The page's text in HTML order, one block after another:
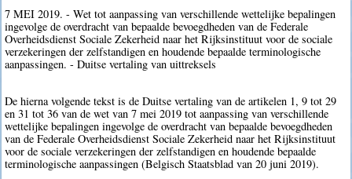
7 MEI 2019. - Wet tot aanpassing van verschillende wettelijke bepalingen
ingevolge de overdracht van bepaalde bevoegdheden van de Federale
Overheidsdienst Sociale Zekerheid naar het Rijksinstituut voor de sociale
verzekeringen der zelfstandigen en houdende bepaalde terminologische
aanpassingen. - Duitse vertaling van uittreksels
De hierna volgende tekst is de Duitse vertaling van de artikelen 1, 9 tot 29
en 31 tot 36 van de wet van 7 mei 2019 tot aanpassing van verschillende
wettelijke bepalingen ingevolge de overdracht van bepaalde bevoegdheden
van de Federale Overheidsdienst Sociale Zekerheid naar het Rijksinstituut
voor de sociale verzekeringen der zelfstandigen en houdende bepaalde
terminologische aanpassingen (Belgisch Staatsblad van 20 juni 2019).